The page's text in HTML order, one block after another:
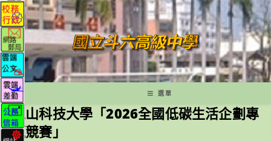
跳
轉
至
主
要
內
容
選單
崑山科技大學「2026全國低碳生活企劃專
題競賽」